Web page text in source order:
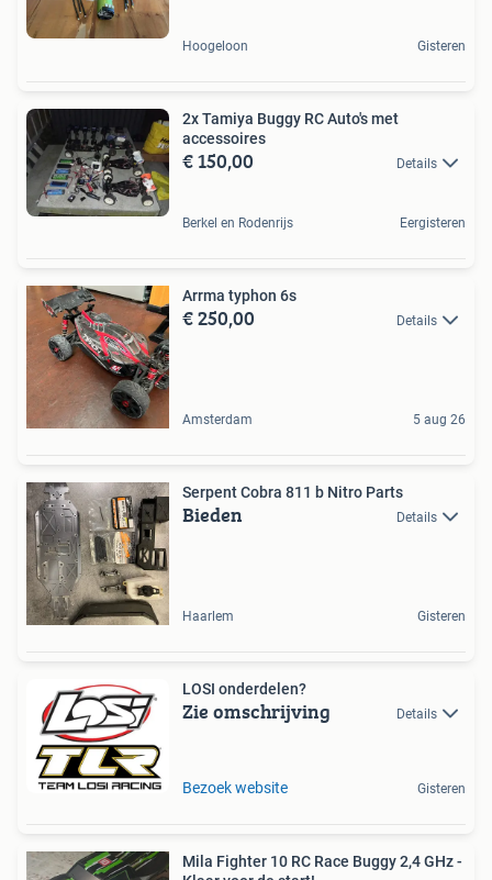
Hoogeloon Gisteren
2x Tamiya Buggy RC Auto's met
accessoires
€ 150,00 Details
Berkel en Rodenrijs Eergisteren
Arrma typhon 6s
€ 250,00 Details
Amsterdam 5 aug 26
Serpent Cobra 811 b Nitro Parts
Bieden Details
Haarlem Gisteren
LOSI onderdelen?
Zie omschrijving Details
Bezoek website Gisteren
Mila Fighter 10 RC Race Buggy 2,4 GHz -